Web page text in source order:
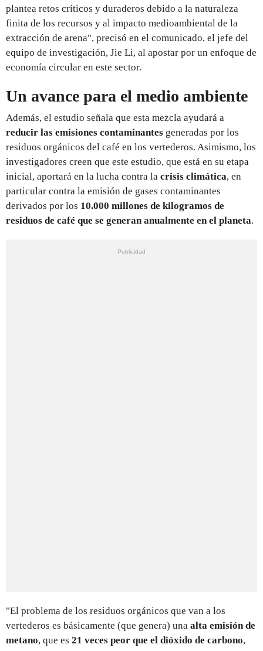
plantea retos críticos y duraderos debido a la naturaleza
finita de los recursos y al impacto medioambiental de la
extracción de arena", precisó en el comunicado, el jefe del
equipo de investigación, Jie Li, al apostar por un enfoque de
economía circular en este sector.
Un avance para el medio ambiente
Además, el estudio señala que esta mezcla ayudará a
reducir las emisiones contaminantes generadas por los
residuos orgánicos del café en los vertederos. Asimismo, los
investigadores creen que este estudio, que está en su etapa
inicial, aportará en la lucha contra la crisis climática, en
particular contra la emisión de gases contaminantes
derivados por los 10.000 millones de kilogramos de
residuos de café que se generan anualmente en el planeta.
"El problema de los residuos orgánicos que van a los
vertederos es básicamente (que genera) una alta emisión de
metano, que es 21 veces peor que el dióxido de carbono,